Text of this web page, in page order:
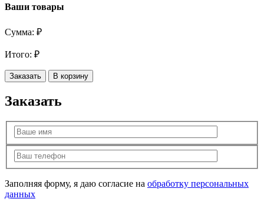
Ваши товары
Сумма: ₽
Итого: ₽
Заказать В корзину
Заказать
Заполняя форму, я даю согласие на обработку персональных
данных